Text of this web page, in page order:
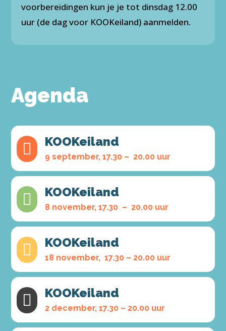
voorbereidingen kun je je tot dinsdag 12.00
uur (de dag voor KOOKeiland) aanmelden.
Agenda
 KOOKeiland
9 september, 17.30 – 20.00 uur
 KOOKeiland
8 november, 17.30 – 20.00 uur
 KOOKeiland
18 november, 17.30 – 20.00 uur
 KOOKeiland
2 december, 17.30 – 20.00 uur